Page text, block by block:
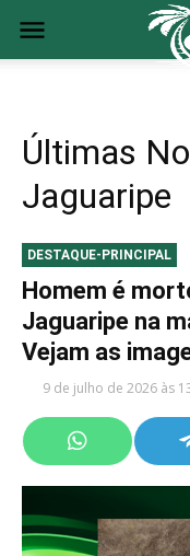
Últimas
Jaguaripe
DESTAQUE-PRINCIPAL
Homem é
Jaguaripe na
Vejam as
9 de julho de 2026 às
Share
on